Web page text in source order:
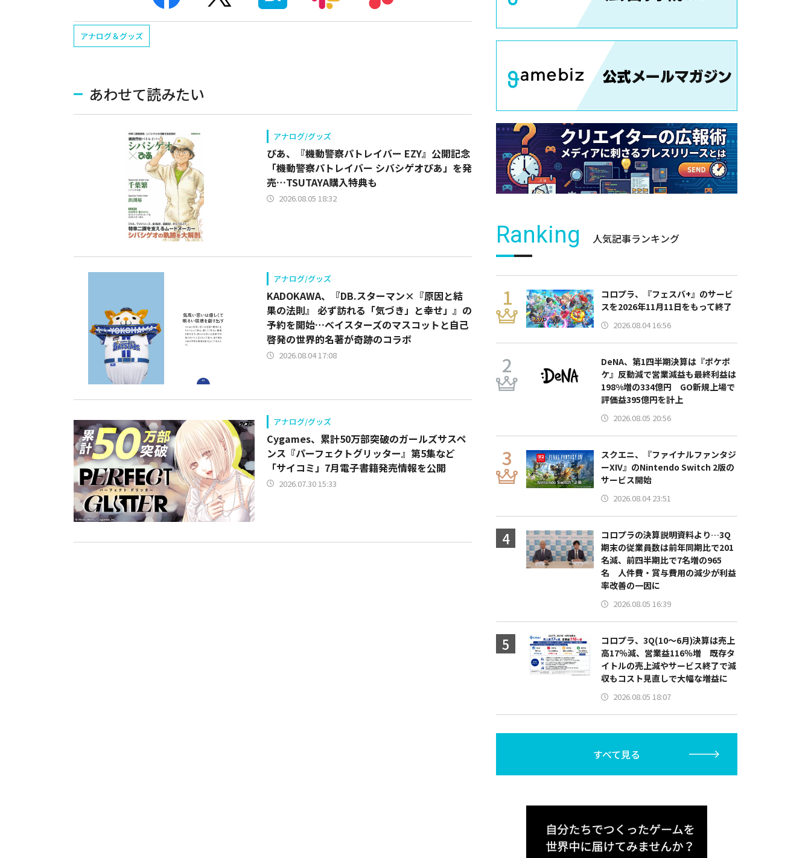
アナログ＆グッズ
あわせて読みたい
アナログ/グッズ
ぴあ、『機動警察パトレイバー EZY』公開記念
「機動警察パトレイバー シバシゲオぴあ」を発
売…TSUTAYA購入特典も
2026.08.05 18:32
アナログ/グッズ
KADOKAWA、『DB.スターマン×『原因と結
果の法則』 必ず訪れる「気づき」と幸せ」』の
予約を開始…ベイスターズのマスコットと自己
啓発の世界的名著が奇跡のコラボ
2026.08.04 17:08
アナログ/グッズ
Cygames、累計50万部突破のガールズサスペ
ンス『パーフェクトグリッター』第5集など
「サイコミ」7月電子書籍発売情報を公開
2026.07.30 15:33
Ranking 人気記事ランキング
コロプラ、『フェスバ+』のサービ
スを2026年11月11日をもって終了
2026.08.04 16:56
DeNA、第1四半期決算は『ポケポ
ケ』反動減で営業減益も最終利益は
198%増の334億円 GO新規上場で
評価益395億円を計上
2026.08.05 20:56
スクエニ、『ファイナルファンタジ
ーXIV』のNintendo Switch 2版の
サービス開始
2026.08.04 23:51
コロプラの決算説明資料より…3Q
期末の従業員数は前年同期比で201
名減、前四半期比で7名増の965
名 人件費・賞与費用の減少が利益
率改善の一因に
2026.08.05 16:39
コロプラ、3Q(10～6月)決算は売上
高17％減、営業益116％増 既存タ
イトルの売上減やサービス終了で減
収もコスト見直しで大幅な増益に
2026.08.05 18:07
すべて見る